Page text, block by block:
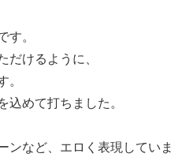
す。
だけるように、
。
込めて打ちました。
ンなど、エロく表現していま